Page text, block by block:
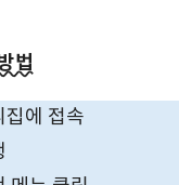
법
집에 접속